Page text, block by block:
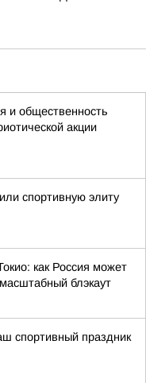
и общественность
акции
спортивную элиту
как Россия может
блэкаут
спортивный праздник